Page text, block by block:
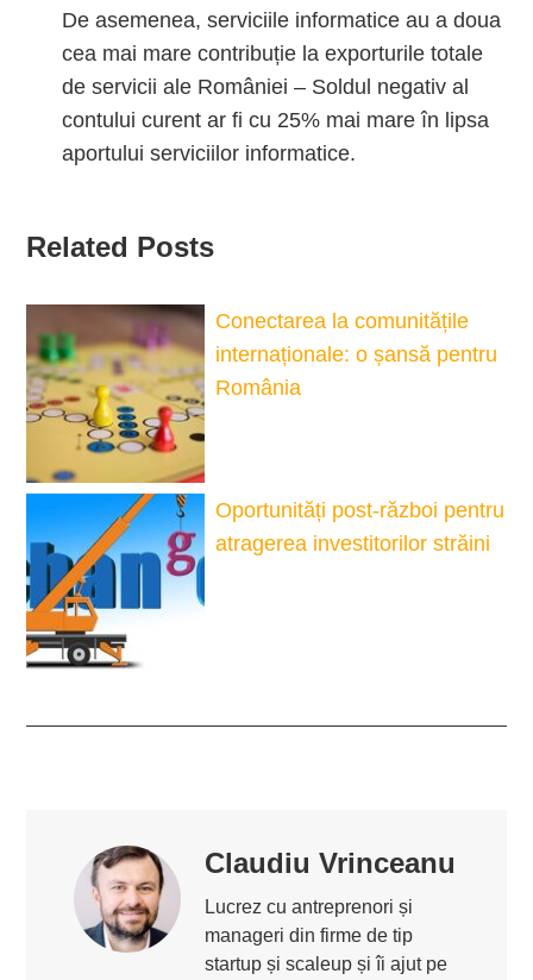
De asemenea, serviciile informatice au a doua
cea mai mare contribuție la exporturile totale
de servicii ale României – Soldul negativ al
contului curent ar fi cu 25% mai mare în lipsa
aportului serviciilor informatice.
Related Posts
Conectarea la comunitățile
internaționale: o șansă pentru
România
Oportunități post-război pentru
atragerea investitorilor străini
Claudiu Vrinceanu
Lucrez cu antreprenori și
manageri din firme de tip
startup și scaleup și îi ajut pe